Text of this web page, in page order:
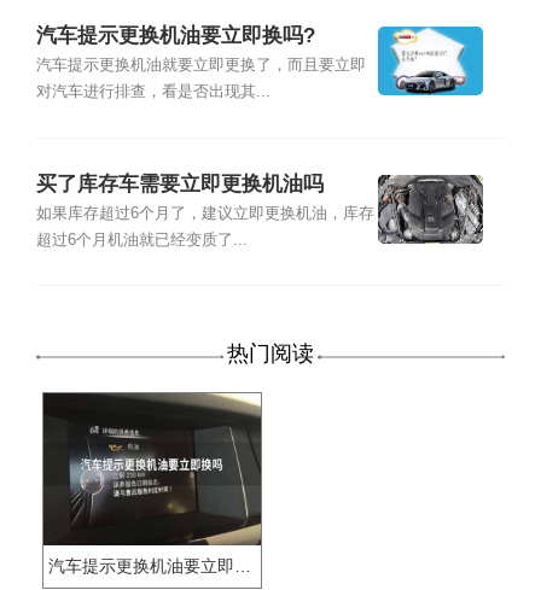
汽车提示更换机油要立即换吗?
汽车提示更换机油就要立即更换了，而且要立即
对汽车进行排查，看是否出现其...
买了库存车需要立即更换机油吗
如果库存超过6个月了，建议立即更换机油，库存
超过6个月机油就已经变质了...
热门阅读